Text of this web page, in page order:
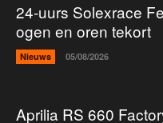
24-uurs Solexrace
ogen en oren tekort
Nieuws 05/08/2026
Aprilia RS 660